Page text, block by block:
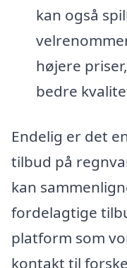
kan også
højere
bedre
Endelig er det
tilbud på
kan
fordelagtige
platform som
kontakt til